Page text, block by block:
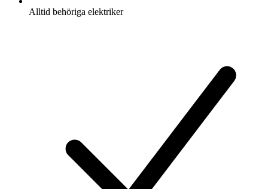
Alltid behöriga elektriker